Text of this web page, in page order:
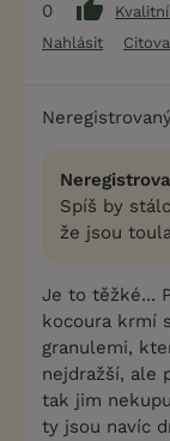
0
Nahlásit
Spíš by
že jsou
Je to těžké...
kocoura krmí
granulemi,
nejdražší, ale
tak jim
ty jsou navíc